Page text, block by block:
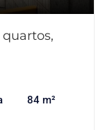
84 m²